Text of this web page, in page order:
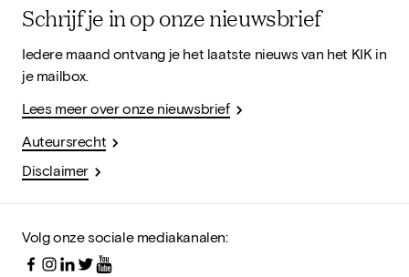
Schrijf je in op onze nieuwsbrief
Iedere maand ontvang je het laatste nieuws van het KIK in
je mailbox.
Lees meer over onze nieuwsbrief
Auteursrecht
Disclaimer
Volg onze sociale mediakanalen: